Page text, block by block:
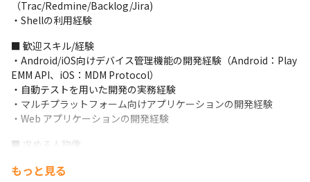
社内のコミュニケーションを大切にしています。
（Trac/Redmine/Backlog/Jira)
・Shellの利用経験
■ 歓迎スキル/経験
・Android/iOS向けデバイス管理機能の開発経験（Android：Play
EMM API、iOS：MDM Protocol）
・自動テストを用いた開発の実務経験
・マルチプラットフォーム向けアプリケーションの開発経験
・Web アプリケーションの開発経験
■ 求める人物像
・常に最先端の技術に関心を持ち、自発的に学べる方
もっと見る